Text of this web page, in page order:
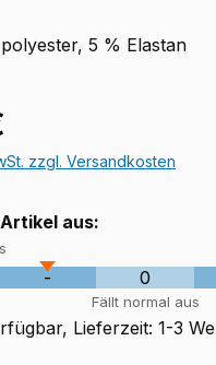
5 % Elastan
zzgl. Versandkosten
aus:
- 0
Fällt normal aus
Lieferzeit: 1-3